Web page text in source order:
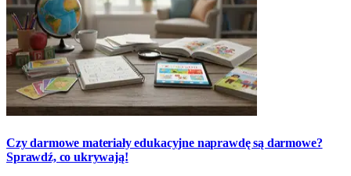
Czy darmowe materiały edukacyjne naprawdę są darmowe?
Sprawdź, co ukrywają!